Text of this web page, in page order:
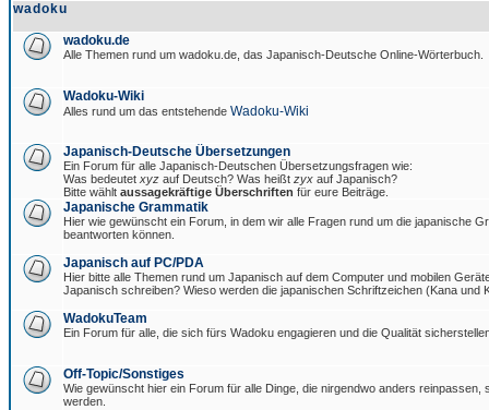
wadoku
wadoku.de
Alle Themen rund um wadoku.de, das Japanisch-Deutsche Online-Wörterbuch.
Wadoku-Wiki
Alles rund um das entstehende Wadoku-Wiki
Japanisch-Deutsche Übersetzungen
Ein Forum für alle Japanisch-Deutschen Übersetzungsfragen wie:
Was bedeutet xyz auf Deutsch? Was heißt zyx auf Japanisch?
Bitte wählt aussagekräftige Überschriften für eure Beiträge.
Japanische Grammatik
Hier wie gewünscht ein Forum, in dem wir alle Fragen rund um die japanische
beantworten können.
Japanisch auf PC/PDA
Hier bitte alle Themen rund um Japanisch auf dem Computer und mobilen
Japanisch schreiben? Wieso werden die japanischen Schriftzeichen (Kana und
WadokuTeam
Ein Forum für alle, die sich fürs Wadoku engagieren und die Qualität
Off-Topic/Sonstiges
Wie gewünscht hier ein Forum für alle Dinge, die nirgendwo anders reinpassen,
werden.